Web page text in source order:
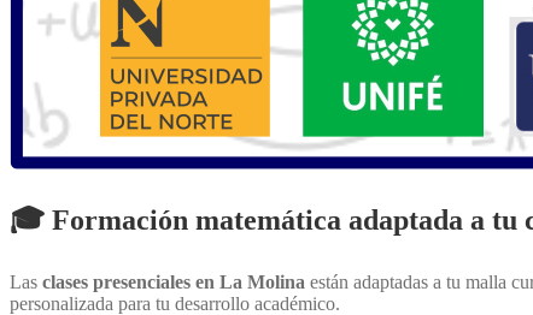
🎓 Formación matemática adaptada a
Las clases presenciales en La Molina están adaptadas a tu malla
personalizada para tu desarrollo académico.